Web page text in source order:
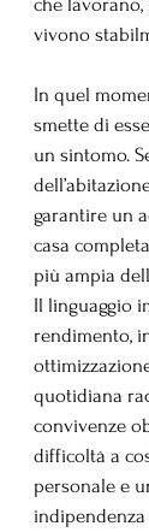
vivono
In quel
smette di
un sintomo.
garantire un
casa
più ampia
Il linguaggio
rendimento,
quotidiana
convivenze
difficoltà a
personale e